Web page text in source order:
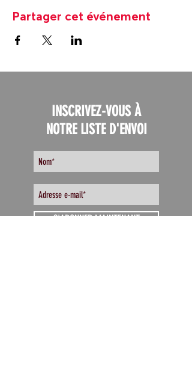
Partager cet événement
INSCRIVEZ-VOUS À
NOTRE LISTE D'ENVOI
S'ABONNER MAINTENANT